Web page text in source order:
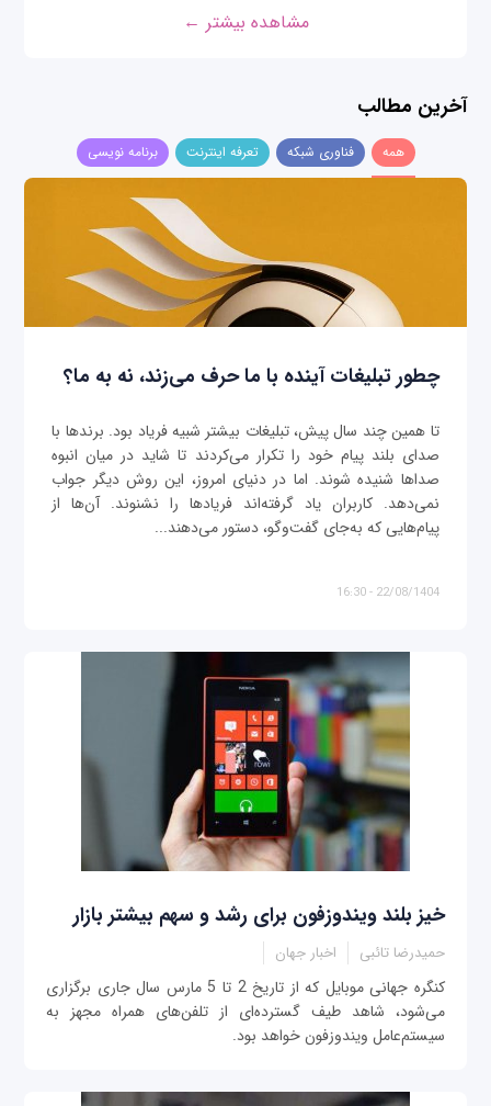
مشاهده بیشتر ←
آخرین مطالب
همه فناوری شبکه تعرفه اینترنت برنامه نویسی
چطور تبلیغات آینده با ما حرف می‌زند، نه به ما؟
تا همین چند سال پیش، تبلیغات بیشتر شبیه فریاد بود. برندها با
صدای بلند پیام خود را تکرار می‌کردند تا شاید در میان انبوه
صداها شنیده شوند. اما در دنیای امروز، این روش دیگر جواب
نمی‌دهد. کاربران یاد گرفته‌اند فریادها را نشنوند. آن‌ها از
پیام‌هایی که به‌جای گفت‌وگو، دستور می‌دهند...
22/08/1404 - 16:30
خیز بلند ویندوزفون برای رشد و سهم بیشتر بازار
حمیدرضا تائبی اخبار جهان
کنگره جهانی موبایل که از تاریخ 2 تا 5 مارس سال جاری برگزاری
می‌شود، شاهد طیف گسترده‌ای از تلفن‌های همراه مجهز به
سیستم‌عامل ویندوزفون خواهد بود.